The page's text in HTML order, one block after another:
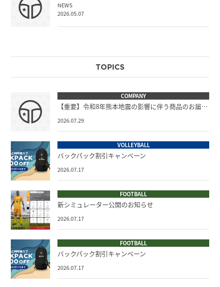
NEWS
2026.05.07
TOPICS
COMPANY
【重要】令和8年熊本地震の影響に伴う商品のお届…
2026.07.29
VOLLEYBALL
バックパック割引キャンペーン
2026.07.17
FOOTBALL
新シミュレーター公開のお知らせ
2026.07.17
FOOTBALL
バックパック割引キャンペーン
2026.07.17